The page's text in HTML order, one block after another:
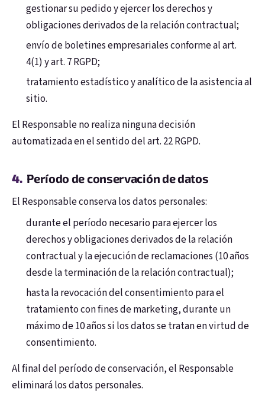
Correo electrónico
Contraseña
gestionar su pedido y ejercer los derechos y
obligaciones derivados de la relación contractual;
envío de boletines empresariales conforme al art.
4(1) y art. 7 RGPD;
tratamiento estadístico y analítico de la asistencia al
sitio.
El Responsable no realiza ninguna decisión
automatizada en el sentido del art. 22 RGPD.
Período de conservación de datos
El Responsable conserva los datos personales:
durante el período necesario para ejercer los
derechos y obligaciones derivados de la relación
contractual y la ejecución de reclamaciones (10 años
desde la terminación de la relación contractual);
hasta la revocación del consentimiento para el
tratamiento con fines de marketing, durante un
máximo de 10 años si los datos se tratan en virtud de
consentimiento.
Al final del período de conservación, el Responsable
eliminará los datos personales.